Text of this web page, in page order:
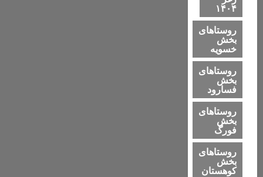
۱۴۰۴
روستاهای
بخش
خسویه
روستاهای
بخش
فسارود
روستاهای
بخش
فورگ
روستاهای
بخش
کوهستان